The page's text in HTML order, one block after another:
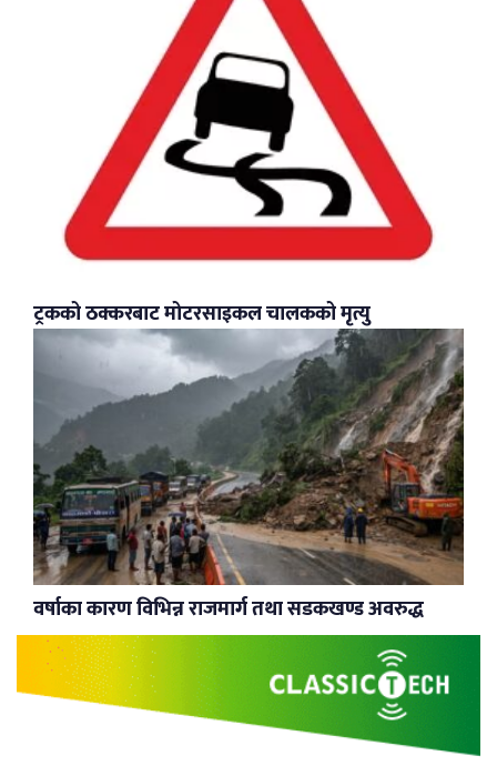
ट्रकको ठक्करबाट मोटरसाइकल चालकको मृत्यु
वर्षाका कारण विभिन्न राजमार्ग तथा सडकखण्ड अवरुद्ध